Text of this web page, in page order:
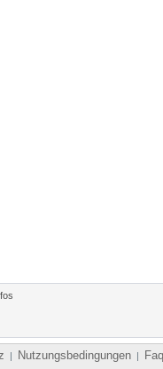
| Nutzungsbedingungen | Faq